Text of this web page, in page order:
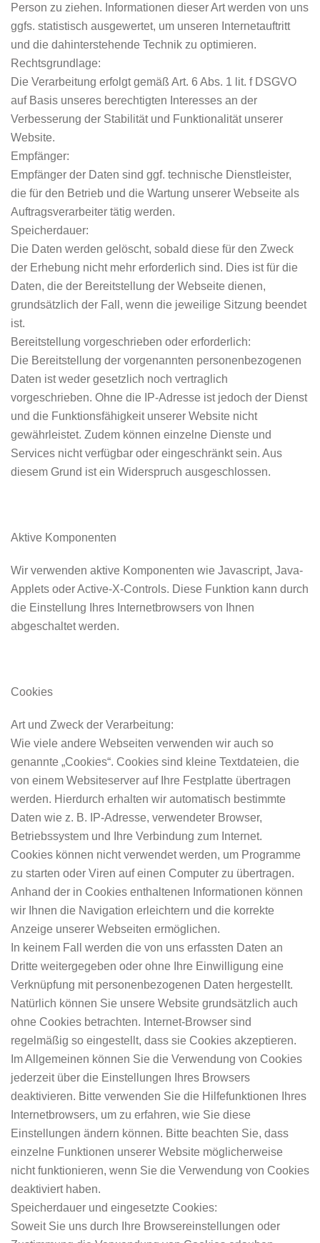
Person zu ziehen. Informationen dieser Art werden von uns
ggfs. statistisch ausgewertet, um unseren Internetauftritt
und die dahinterstehende Technik zu optimieren.
Rechtsgrundlage:
Die Verarbeitung erfolgt gemäß Art. 6 Abs. 1 lit. f DSGVO
auf Basis unseres berechtigten Interesses an der
Verbesserung der Stabilität und Funktionalität unserer
Website.
Empfänger:
Empfänger der Daten sind ggf. technische Dienstleister,
die für den Betrieb und die Wartung unserer Webseite als
Auftragsverarbeiter tätig werden.
Speicherdauer:
Die Daten werden gelöscht, sobald diese für den Zweck
der Erhebung nicht mehr erforderlich sind. Dies ist für die
Daten, die der Bereitstellung der Webseite dienen,
grundsätzlich der Fall, wenn die jeweilige Sitzung beendet
ist.
Bereitstellung vorgeschrieben oder erforderlich:
Die Bereitstellung der vorgenannten personenbezogenen
Daten ist weder gesetzlich noch vertraglich
vorgeschrieben. Ohne die IP-Adresse ist jedoch der Dienst
und die Funktionsfähigkeit unserer Website nicht
gewährleistet. Zudem können einzelne Dienste und
Services nicht verfügbar oder eingeschränkt sein. Aus
diesem Grund ist ein Widerspruch ausgeschlossen.
Aktive Komponenten
Wir verwenden aktive Komponenten wie Javascript, Java-
Applets oder Active-X-Controls. Diese Funktion kann durch
die Einstellung Ihres Internetbrowsers von Ihnen
abgeschaltet werden.
Cookies
Art und Zweck der Verarbeitung:
Wie viele andere Webseiten verwenden wir auch so
genannte „Cookies“. Cookies sind kleine Textdateien, die
von einem Websiteserver auf Ihre Festplatte übertragen
werden. Hierdurch erhalten wir automatisch bestimmte
Daten wie z. B. IP-Adresse, verwendeter Browser,
Betriebssystem und Ihre Verbindung zum Internet.
Cookies können nicht verwendet werden, um Programme
zu starten oder Viren auf einen Computer zu übertragen.
Anhand der in Cookies enthaltenen Informationen können
wir Ihnen die Navigation erleichtern und die korrekte
Anzeige unserer Webseiten ermöglichen.
In keinem Fall werden die von uns erfassten Daten an
Dritte weitergegeben oder ohne Ihre Einwilligung eine
Verknüpfung mit personenbezogenen Daten hergestellt.
Natürlich können Sie unsere Website grundsätzlich auch
ohne Cookies betrachten. Internet-Browser sind
regelmäßig so eingestellt, dass sie Cookies akzeptieren.
Im Allgemeinen können Sie die Verwendung von Cookies
jederzeit über die Einstellungen Ihres Browsers
deaktivieren. Bitte verwenden Sie die Hilfefunktionen Ihres
Internetbrowsers, um zu erfahren, wie Sie diese
Einstellungen ändern können. Bitte beachten Sie, dass
einzelne Funktionen unserer Website möglicherweise
nicht funktionieren, wenn Sie die Verwendung von Cookies
deaktiviert haben.
Speicherdauer und eingesetzte Cookies:
Soweit Sie uns durch Ihre Browsereinstellungen oder